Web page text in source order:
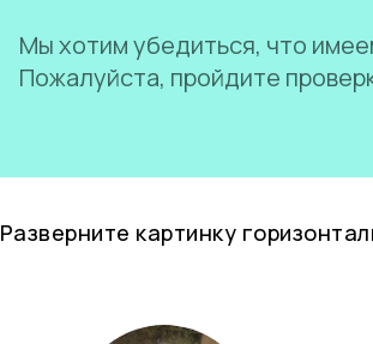
Мы хотим убедиться, что
Пожалуйста, пройдите
Разверните картинку